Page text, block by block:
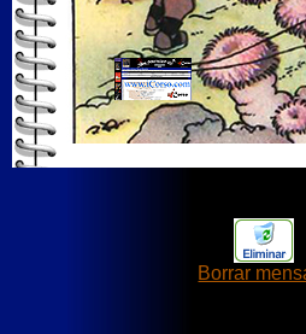
Borrar